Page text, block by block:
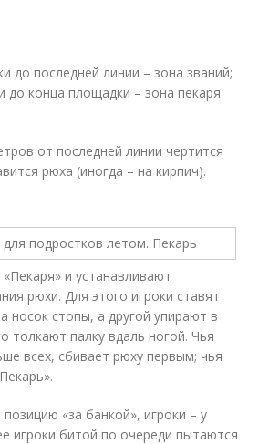
до последней линии – зона званий;
до конца площадки – зона пекаря
от последней линии чертится
рюха (иногда – на кирпич).
и устанавливают
рюхи. Для этого игроки ставят
носок стопы, а другой упирают в
толкают палку вдаль ногой. Чья
всех, сбивает рюху первым; чья
«за банкой», игроки – у
игроки битой по очереди пытаются